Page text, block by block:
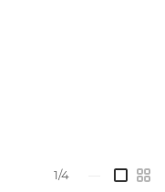
1/4